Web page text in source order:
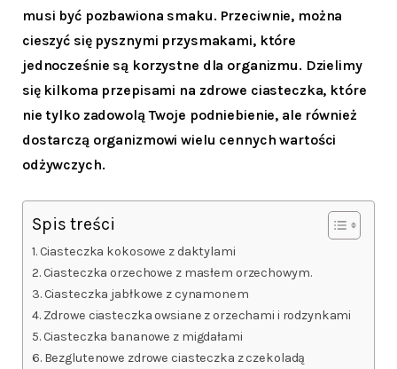
musi być pozbawiona smaku. Przeciwnie, można
cieszyć się pysznymi przysmakami, które
jednocześnie są korzystne dla organizmu. Dzielimy
się kilkoma przepisami na zdrowe ciasteczka, które
nie tylko zadowolą Twoje podniebienie, ale również
dostarczą organizmowi wielu cennych wartości
odżywczych.
Spis treści
Ciasteczka kokosowe z daktylami
Ciasteczka orzechowe z masłem orzechowym.
Ciasteczka jabłkowe z cynamonem
Zdrowe ciasteczka owsiane z orzechami i rodzynkami
Ciasteczka bananowe z migdałami
Bezglutenowe zdrowe ciasteczka z czekoladą